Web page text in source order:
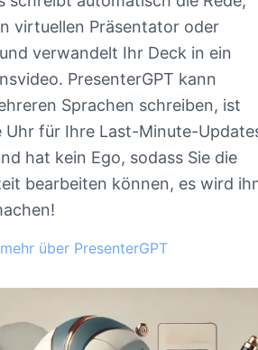
virtuellen Präsentator oder
verwandelt Ihr Deck in ein
PresenterGPT kann
Sprachen schreiben, ist
Uhr für Ihre Last-Minute-
hat kein Ego, sodass Sie die
bearbeiten können, es wird
über PresenterGPT